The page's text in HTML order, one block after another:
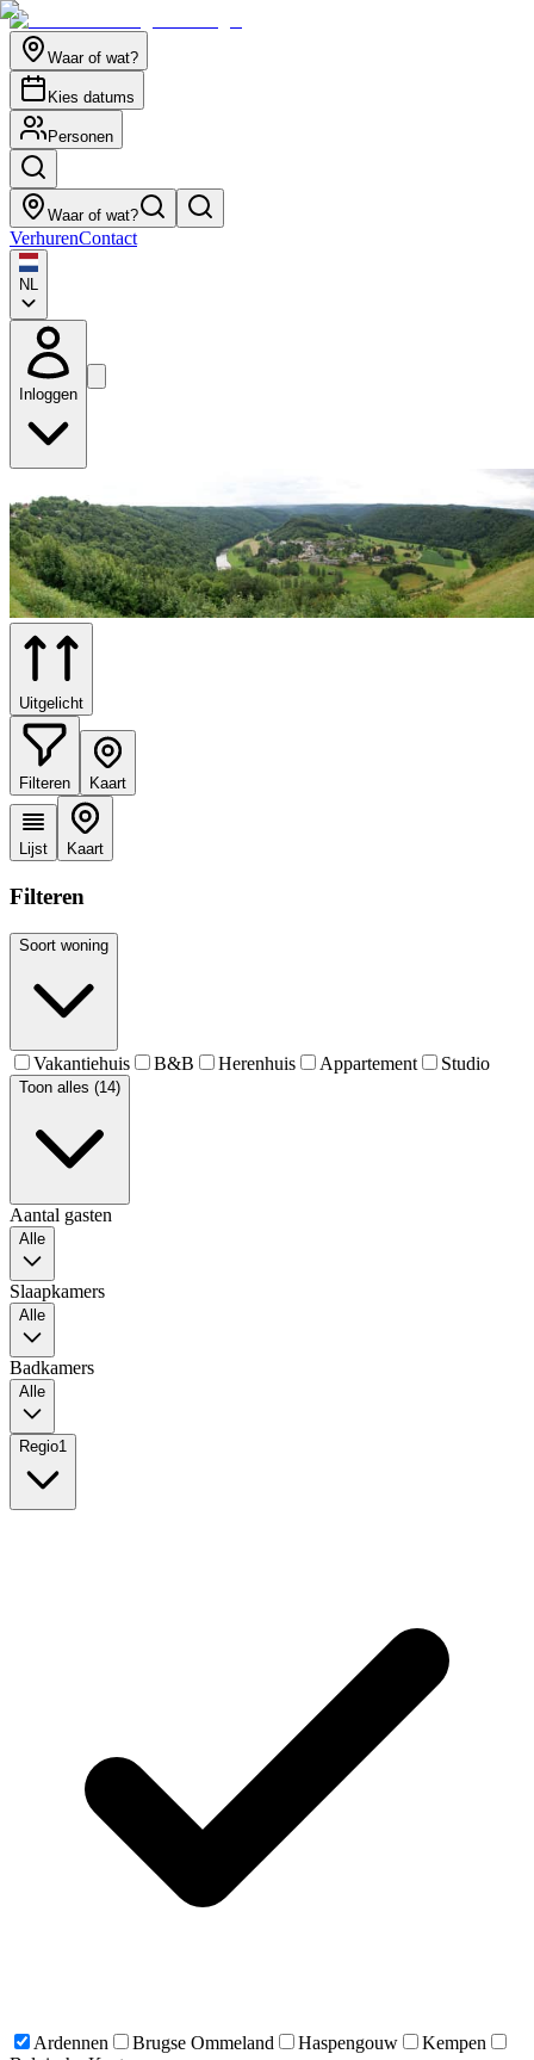
Waar of wat?
Kies datums
Personen
Waar of wat?
VerhurenContact
NL
Inloggen
Uitgelicht
Filteren Kaart
Lijst Kaart
Filteren
Soort woning
Vakantiehuis B&B Herenhuis Appartement Studio
Toon alles (14)
Aantal gasten
Alle
Slaapkamers
Alle
Badkamers
Alle
Regio1
Ardennen Brugse Ommeland Haspengouw
Kempen